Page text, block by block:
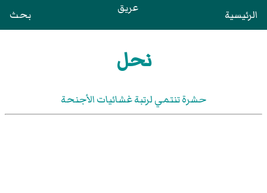
الرئيسية عريق بحث
نحل
حشرة تنتمي لرتبة غشائيات الأجنحة